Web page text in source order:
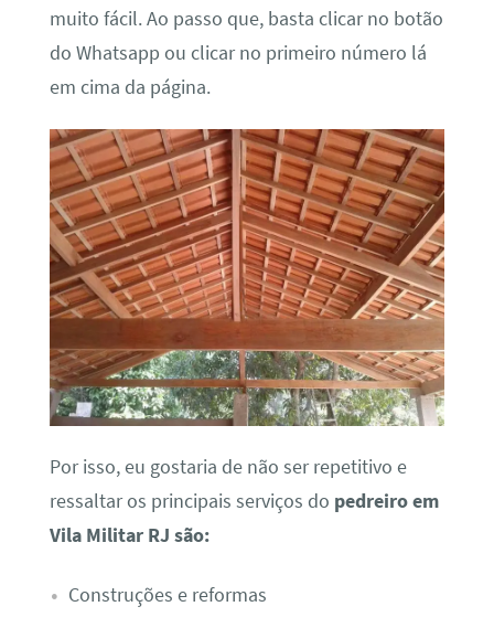
muito fácil. Ao passo que, basta clicar no botão
do Whatsapp ou clicar no primeiro número lá
em cima da página.
Por isso, eu gostaria de não ser repetitivo e
ressaltar os principais serviços do pedreiro em
Vila Militar RJ são:
Construções e reformas